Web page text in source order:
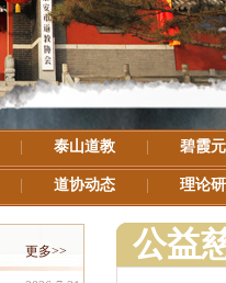
泰山道教 碧霞
道协动态 理论
更多>> 公益